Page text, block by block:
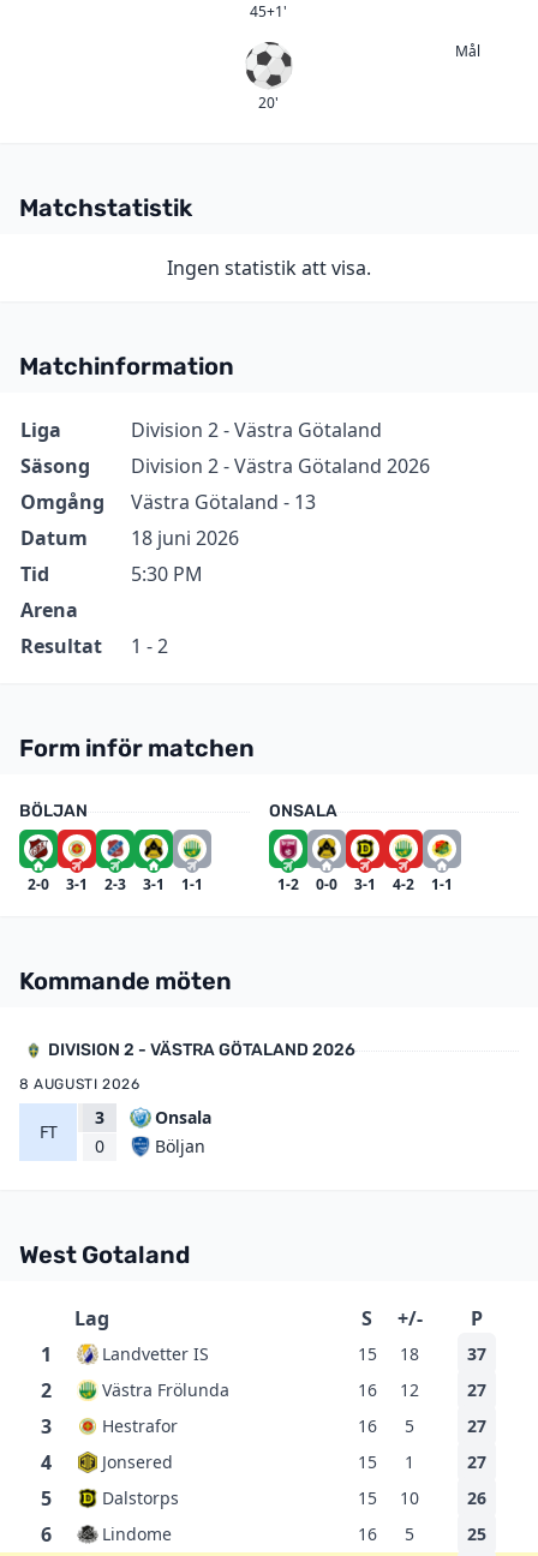
45+1'
Mål
20'
Mål
Matchstatistik
Ingen statistik att visa.
Matchinformation
InformationVärde
Liga
Division 2 - Västra Götaland
Säsong
Division 2 - Västra Götaland 2026
Omgång
Västra Götaland - 13
Datum
18 juni 2026
Tid
5:30 PM
Arena
Resultat
1 - 2
Form inför matchen
BÖLJAN
2-0 3-1 2-3 3-1 1-1
ONSALA
1-2 0-0 3-1 4-2 1-1
Kommande möten
DIVISION 2 - VÄSTRA GÖTALAND 2026
8 AUGUSTI 2026
FT
3
0
Onsala
Böljan
West Gotaland
Lag S +/-
P
1
Landvetter IS 15 18 37
2 Västra Frölunda 16 12 27
3 Hestrafor 16 5 27
4 Jonsered 15 1 27
5 Dalstorps 15 10 26
6 Lindome 16 5 25